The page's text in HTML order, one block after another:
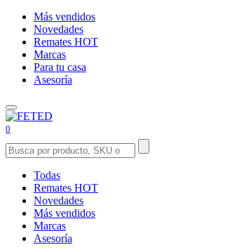
Más vendidos
Novedades
Remates HOT
Marcas
Para tu casa
Asesoría
0
Todas
Remates HOT
Novedades
Más vendidos
Marcas
Asesoría